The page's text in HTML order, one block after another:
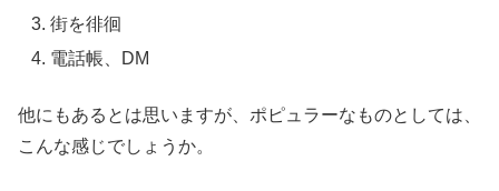
街を徘徊
電話帳、DM
他にもあるとは思いますが、ポピュラーなものとしては、
こんな感じでしょうか。